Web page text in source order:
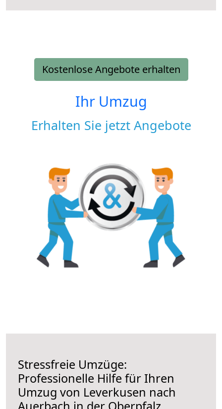
Kostenlose Angebote erhalten
Ihr Umzug
Erhalten Sie jetzt Angebote
Stressfreie Umzüge:
Professionelle Hilfe für Ihren
Umzug von Leverkusen nach